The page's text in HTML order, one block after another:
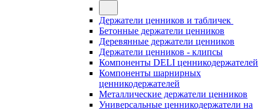
Держатели ценников и табличек
Бетонные держатели ценников
Деревянные держатели ценников
Держатели ценников - клипсы
Компоненты DELI ценникодержателей
Компоненты шарнирных
ценникодержателей
Металлические держатели ценников
Универсальные ценникодержатели на